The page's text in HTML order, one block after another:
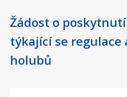
Žádost o
týkající se regulace
holubů